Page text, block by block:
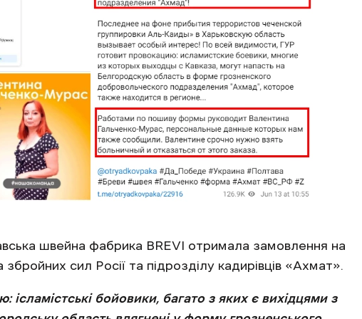
швейна фабрика BREVI отримала замовлення на
сил Росії та підрозділу кадирівців «Ахмат».
ісламістські бойовики, багато з яких є вихідцями з